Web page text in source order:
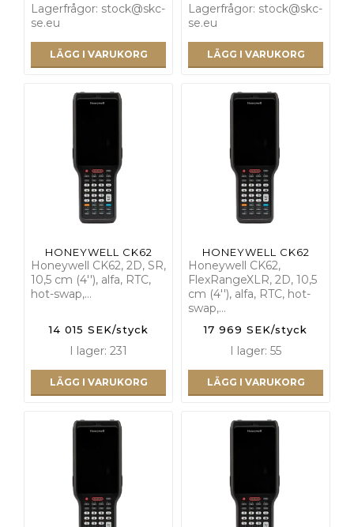
Lagerfrågor: stock@skc-
se.eu
LÄGG I VARUKORG
Lagerfrågor: stock@skc-
se.eu
LÄGG I VARUKORG
HONEYWELL CK62
Honeywell CK62, 2D, SR,
10,5 cm (4''), alfa, RTC,
hot-swap,…
14 015 SEK/styck
I lager: 231
LÄGG I VARUKORG
HONEYWELL CK62
Honeywell CK62,
FlexRangeXLR, 2D, 10,5
cm (4''), alfa, RTC, hot-
swap,…
17 969 SEK/styck
I lager: 55
LÄGG I VARUKORG